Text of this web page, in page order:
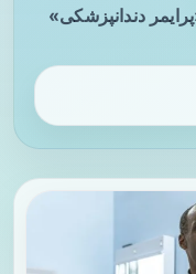
دندانپزشکی»